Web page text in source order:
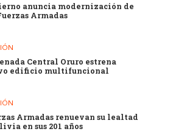
anuncia modernización de
Armadas
Central Oruro estrena
edificio multifuncional
Armadas renuevan su lealtad
en sus 201 años